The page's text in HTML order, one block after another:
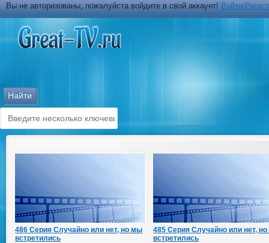
Вы не авторизованы, пожалуйста войдите в свой аккаунт!Войти/
486 Серия Случайно или нет, но мы
встретились
485 Серия Случайно или нет,
встретились